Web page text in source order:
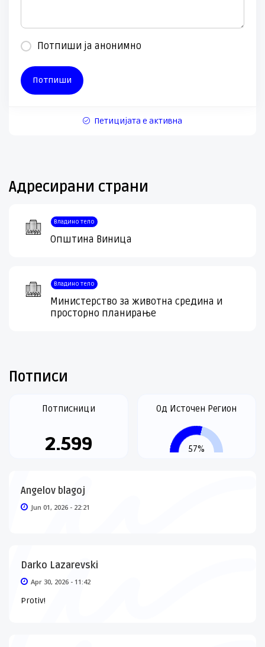
Потпиши ја анонимно
Петицијата е активна
Адресирани страни
Владино тело
Општина Виница
Владино тело
Министерство за животна средина и
просторно планирање
Потписи
Потписници
2.599
Од Источен Регион
57%
Angelov blagoj
Jun 01, 2026 - 22:21
Darko Lazarevski
Apr 30, 2026 - 11:42
Protiv!